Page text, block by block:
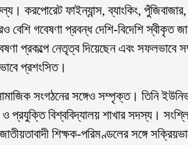
করপোরেট ফাইন্যান্স, ব্যাংকিং,
বেশি গবেষণা প্রবন্ধ দেশি-বিদেশি স্বীকৃত
প্রকল্পে নেতৃত্ব দিয়েছেন এবং
প্রশংসিত।
সংগঠনের সঙ্গেও সম্পৃক্ত। তিনি
প্রযুক্তি বিশ্ববিদ্যালয় শাখার সদস্য।
জাতীয়তাবাদী শিক্ষক-পরিমণ্ডলের সঙ্গে